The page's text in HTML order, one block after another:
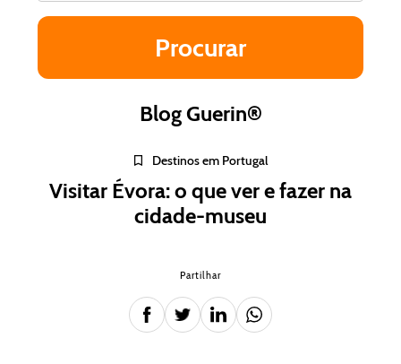
Blog Guerin®
Destinos em Portugal
Visitar Évora: o que ver e fazer na
cidade-museu
Partilhar